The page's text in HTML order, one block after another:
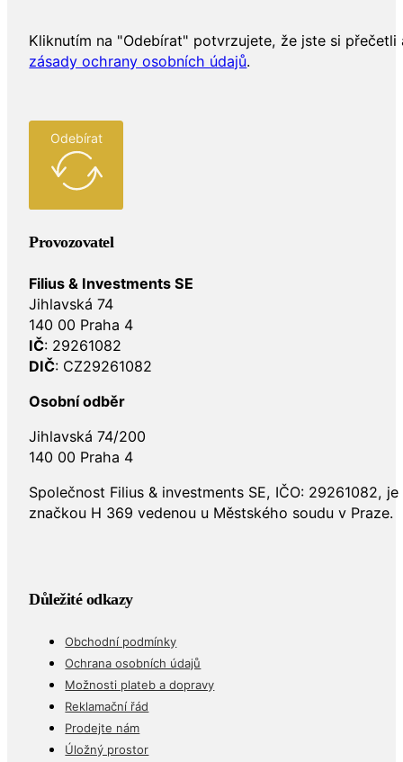
Kliknutím na "Odebírat" potvrzujete, že jste si přečetli
zásady ochrany osobních údajů.
Odebírat
Provozovatel
Filius & Investments SE
Jihlavská 74
140 00 Praha 4
IČ: 29261082
DIČ: CZ29261082
Osobní odběr
Jihlavská 74/200
140 00 Praha 4
Společnost Filius & investments SE, IČO: 29261082,
značkou H 369 vedenou u Městského soudu v Praze.
Důležité odkazy
Obchodní podmínky
Ochrana osobních údajů
Možnosti plateb a dopravy
Reklamační řád
Prodejte nám
Úložný prostor